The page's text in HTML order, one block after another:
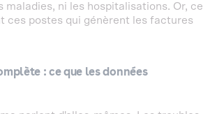
maladies, ni les hospitalisations. Or, ce
ces postes qui génèrent les factures
: ce que les données